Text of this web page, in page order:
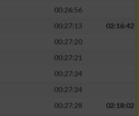
00:26:56
00:27:13
02:16:42
00:27:20
00:27:21
00:27:24
00:27:24
00:27:28
02:18:02